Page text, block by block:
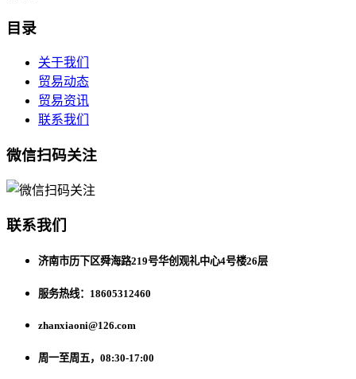
目录
关于我们
贸易动态
贸易资讯
联系我们
微信扫码关注
联系我们
济南市历下区舜海路219号华创观礼中心4号楼26层
服务热线：18605312460
zhanxiaoni@126.com
周一至周五，08:30-17:00